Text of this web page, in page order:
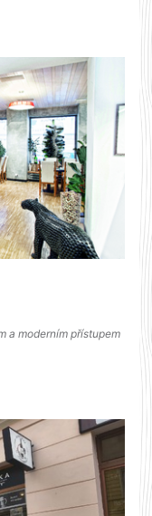
a moderním přístupem